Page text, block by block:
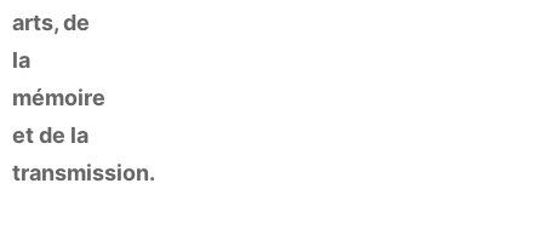
arts, de
la
mémoire
et de la
transmission.